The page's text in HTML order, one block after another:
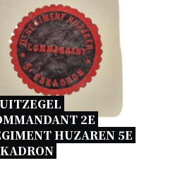
2E
HUZAREN 5E